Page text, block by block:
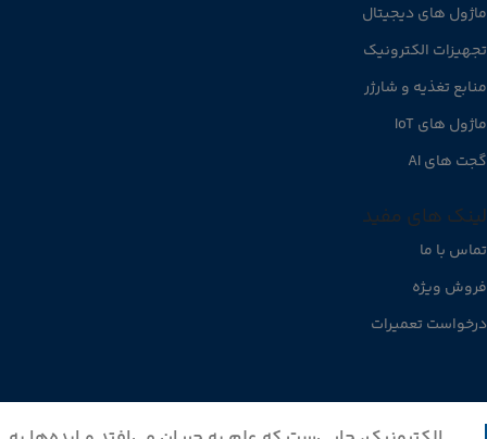
ماژول های دیجیتال
تجهیزات الکترونیک
منابع تغذیه و شارژر
ماژول های IoT
گجت های AI
لینک های مفید
تماس با ما
فروش ویژه
درخواست تعمیرات